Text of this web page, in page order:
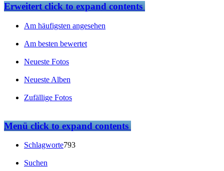
Erweitertclick to expand contents
Am häufigsten angesehen
Am besten bewertet
Neueste Fotos
Neueste Alben
Zufällige Fotos
Menüclick to expand contents
Schlagworte793
Suchen